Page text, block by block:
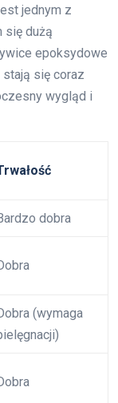
jednym z
się dużą
epoksydowe
się coraz
wygląd i
dobra
(wymaga